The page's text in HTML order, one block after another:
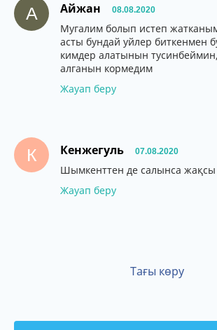
А Айжан 08.08.2020
Мугалим болып истеп
асты бундай уйлер биткенмен
кимдер алатынын
алганын кормедим
Жауап беру
К Кенжегуль 07.08.2020
Шымкенттен де салынса жақсы
Жауап беру
Тағы көру